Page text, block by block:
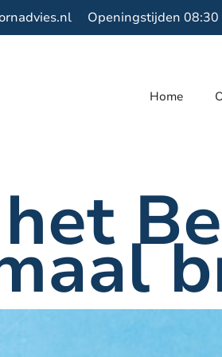
Openingstijden
Home